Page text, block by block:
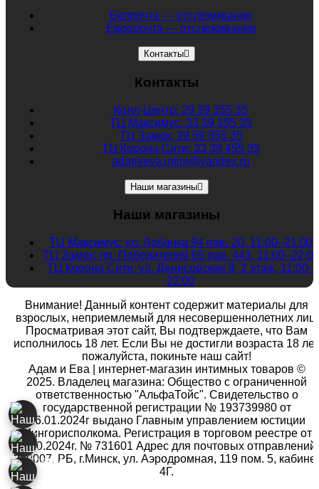
Белпочта — отслеживание
Европочта — отслеживание
Контакты
Контакты
Колл-Центр: 29 39 355 35
ТЦ Максимус: 33 39 355 35
ТЦ Замок: 29 59 355 35
ТЦ Корона Сити: 33 39 455 35
adamieva.intim@yandex.ru
Наши магазины
Наши магазины
ТЦ Максимус: ул. Лобанка 94 пав. 20, 11:00–21:00
ТЦ Замок: пр. Победителей 65 пав. 443, 11:00–22:00
ТЦ Корона Сити: ул. Денисовская 8, 2 этаж, 11:00–
22:00
Внимание! Данный контент содержит материалы для
взрослых, неприемлемый для несовершеннолетних лиц.
Просматривая этот сайт, Вы подтверждаете, что Вам
исполнилось 18 лет. Если Вы не достигли возраста 18
пожалуйста, покиньте наш сайт!
Адам и Ева | интернет-магазин интимных товаров ©
2025. Владелец магазина: Общество с ограниченной
ответственностью "АльфаТойс". Свидетельство о
государственной регистрации № 193739980 от
26.01.2024г выдано Главным управлением юстиции
Мингорисполкома. Регистрация в торговом реестре от
25.10.2024г. № 731601 Адрес для почтовых отправлений:
220007, РБ, г.Минск, ул. Аэродромная, 119 пом. 5,
4Г.